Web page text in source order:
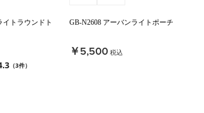
イトラウンドト
（3件）
GB-N2608 アーバンライトポーチ
￥5,500税込